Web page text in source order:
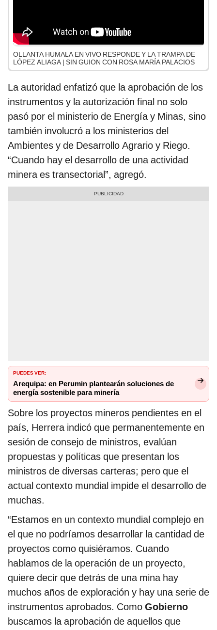
OLLANTA HUMALA EN VIVO RESPONDE Y LA TRAMPA DE
LÓPEZ ALIAGA | SIN GUION CON ROSA MARÍA PALACIOS
La autoridad enfatizó que la aprobación de los
instrumentos y la autorización final no solo
pasó por el ministerio de Energía y Minas, sino
también involucró a los ministerios del
Ambientes y de Desarrollo Agrario y Riego.
“Cuando hay el desarrollo de una actividad
minera es transectorial”, agregó.
PUEDES VER:
Arequipa: en Perumin plantearán soluciones de
energía sostenible para minería
Sobre los proyectos mineros pendientes en el
país, Herrera indicó que permanentemente en
sesión de consejo de ministros, evalúan
propuestas y políticas que presentan los
ministros de diversas carteras; pero que el
actual contexto mundial impide el desarrollo de
muchas.
“Estamos en un contexto mundial complejo en
el que no podríamos desarrollar la cantidad de
proyectos como quisiéramos. Cuando
hablamos de la operación de un proyecto,
quiere decir que detrás de una mina hay
muchos años de exploración y hay una serie de
instrumentos aprobados. Como Gobierno
buscamos la aprobación de aquellos que